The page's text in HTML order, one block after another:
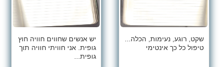
שקט, רוגע, נעימות, הכלה...
טיפול כל כך אינטימי
יש אנשים שחווים חוויה חוץ
גופית. אני חוויתי חוויה תוך
גופית...